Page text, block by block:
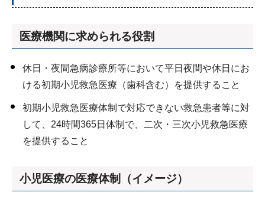
医療機関に求められる役割
休日・夜間急病診療所等において平日夜間や休日にお
ける初期小児救急医療（歯科含む）を提供すること
初期小児救急医療体制で対応できない救急患者等に対
して、24時間365日体制で、二次・三次小児救急医療
を提供すること
小児医療の医療体制（イメージ）